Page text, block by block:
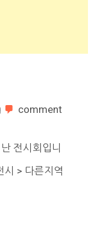
comment
전시회입니
> 다른지역